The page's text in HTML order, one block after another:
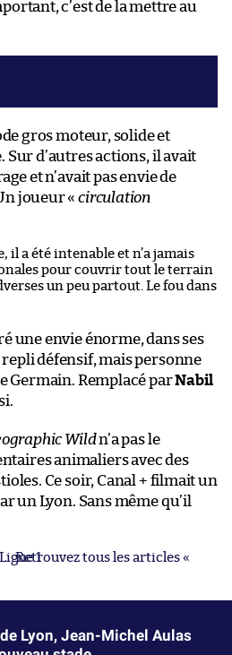
c’est de la mettre au
gros moteur, solide et
d’autres actions, il avait
et n’avait pas envie de
joueur «circulation
il a été intenable et n’a jamais
pour couvrir tout le terrain
un peu partout. Le fou dans
une envie énorme, dans ses
défensif, mais personne
Germain. Remplacé parNabil
Wildn’a pas le
animaliers avec des
Ce soir, Canal + filmait un
un Lyon. Sans même qu’il
1
Retrouvez tous les articles «
Lyon, Jean-Michel Aulas